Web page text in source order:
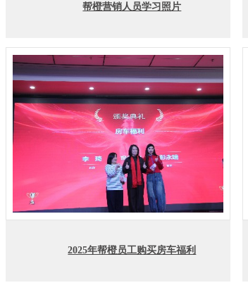
帮橙营销人员学习照片
2025年帮橙员工购买房车福利